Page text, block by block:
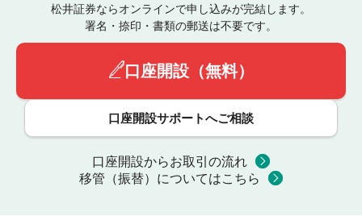
松井証券ならオンラインで申し込みが完結します。
署名・捺印・書類の郵送は不要です。
口座開設（無料）
口座開設サポートへご相談
口座開設からお取引の流れ
移管（振替）についてはこちら